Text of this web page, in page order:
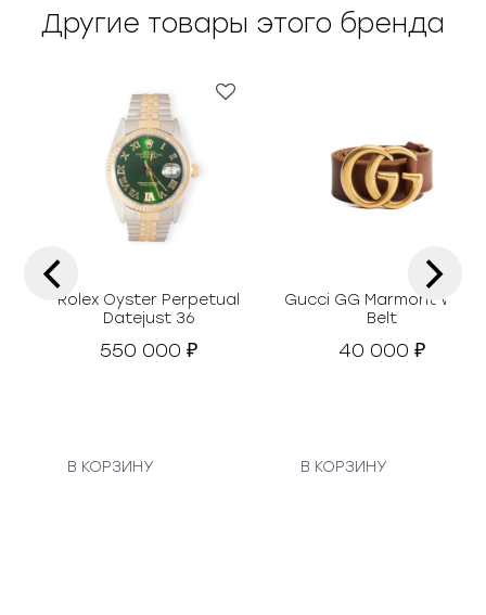
Другие товары этого бренда
Rolex Oyster Perpetual
Datejust 36
550 000₽
В КОРЗИНУ
Gucci GG Marmont Wide
Belt
40 000₽
В КОРЗИНУ
‹ ›